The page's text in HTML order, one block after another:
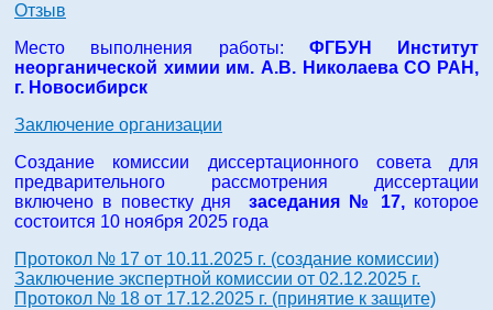
Отзыв
Место выполнения работы: ФГБУН Институт
неорганической химии им. А.В. Николаева СО РАН,
г. Новосибирск
Заключение организации
Создание комиссии диссертационного совета для
предварительного рассмотрения диссертации
включено в повестку дня
заседания № 17, которое
состоится 10 ноября 2025 года
Протокол № 17 от 10.11.2025 г. (создание комиссии)
Заключение экспертной комиссии от 02.12.2025 г.
Протокол № 18 от 17.12.2025 г. (принятие к защите)